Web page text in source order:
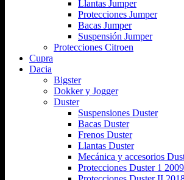
Llantas Jumper
Protecciones Jumper
Bacas Jumper
Suspensión Jumper
Protecciones Citroen
Cupra
Dacia
Bigster
Dokker y Jogger
Duster
Suspensiones Duster
Bacas Duster
Frenos Duster
Llantas Duster
Mecánica y accesorios
Protecciones Duster 1